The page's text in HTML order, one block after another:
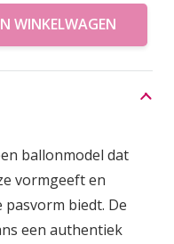
WINKELWAGEN
ballonmodel dat
vormgeeft en
biedt. De
een authentiek